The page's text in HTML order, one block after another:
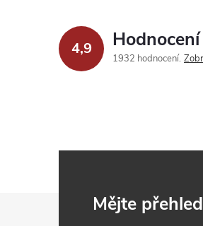
4,9
1932 hodnocení
Mějte